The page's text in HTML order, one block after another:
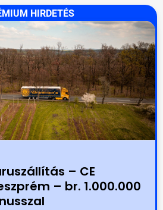
HIRDETÉS
– CE
– br. 1.000.000